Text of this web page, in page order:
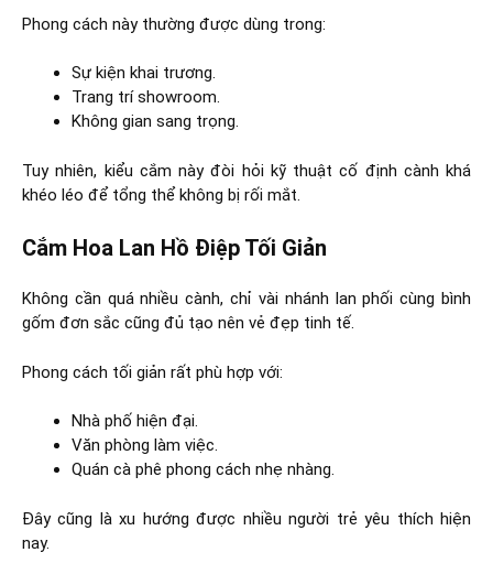
Phong cách này thường được dùng trong:
Sự kiện khai trương.
Trang trí showroom.
Không gian sang trọng.
Tuy nhiên, kiểu cắm này đòi hỏi kỹ thuật cố định cành khá
khéo léo để tổng thể không bị rối mắt.
Cắm Hoa Lan Hồ Điệp Tối Giản
Không cần quá nhiều cành, chỉ vài nhánh lan phối cùng bình
gốm đơn sắc cũng đủ tạo nên vẻ đẹp tinh tế.
Phong cách tối giản rất phù hợp với:
Nhà phố hiện đại.
Văn phòng làm việc.
Quán cà phê phong cách nhẹ nhàng.
Đây cũng là xu hướng được nhiều người trẻ yêu thích hiện
nay.